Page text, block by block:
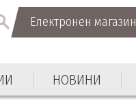
Електронен магазин
НОВИНИ
Електронен магазин